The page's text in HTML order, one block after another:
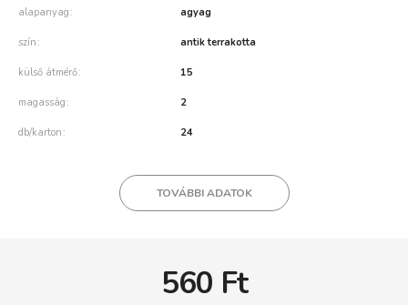
alapanyag agyag
szín antik terrakotta
külső átmérő 15
magasság 2
db/karton 24
TOVÁBBI ADATOK
560 Ft